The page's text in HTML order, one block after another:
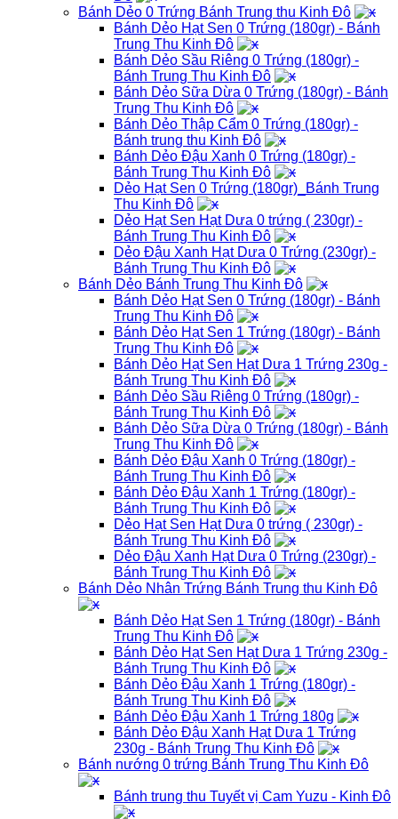
Bánh Dẻo 0 Trứng Bánh Trung thu Kinh Đô
Bánh Dẻo Hạt Sen 0 Trứng (180gr) - Bánh
Trung Thu Kinh Đô
Bánh Dẻo Sầu Riêng 0 Trứng (180gr) -
Bánh Trung Thu Kinh Đô
Bánh Dẻo Sữa Dừa 0 Trứng (180gr) - Bánh
Trung Thu Kinh Đô
Bánh Dẻo Thập Cẩm 0 Trứng (180gr) -
Bánh trung thu Kinh Đô
Bánh Dẻo Đậu Xanh 0 Trứng (180gr) -
Bánh Trung Thu Kinh Đô
Dẻo Hạt Sen 0 Trứng (180gr)_Bánh Trung
Thu Kinh Đô
Dẻo Hạt Sen Hạt Dưa 0 trứng ( 230gr) -
Bánh Trung Thu Kinh Đô
Dẻo Đậu Xanh Hạt Dưa 0 Trứng (230gr) -
Bánh Trung Thu Kinh Đô
Bánh Dẻo Bánh Trung Thu Kinh Đô
Bánh Dẻo Hạt Sen 0 Trứng (180gr) - Bánh
Trung Thu Kinh Đô
Bánh Dẻo Hạt Sen 1 Trứng (180gr) - Bánh
Trung Thu Kinh Đô
Bánh Dẻo Hạt Sen Hạt Dưa 1 Trứng 230g -
Bánh Trung Thu Kinh Đô
Bánh Dẻo Sầu Riêng 0 Trứng (180gr) -
Bánh Trung Thu Kinh Đô
Bánh Dẻo Sữa Dừa 0 Trứng (180gr) - Bánh
Trung Thu Kinh Đô
Bánh Dẻo Đậu Xanh 0 Trứng (180gr) -
Bánh Trung Thu Kinh Đô
Bánh Dẻo Đậu Xanh 1 Trứng (180gr) -
Bánh Trung Thu Kinh Đô
Dẻo Hạt Sen Hạt Dưa 0 trứng ( 230gr) -
Bánh Trung Thu Kinh Đô
Dẻo Đậu Xanh Hạt Dưa 0 Trứng (230gr) -
Bánh Trung Thu Kinh Đô
Bánh Dẻo Nhân Trứng Bánh Trung thu Kinh Đô
Bánh Dẻo Hạt Sen 1 Trứng (180gr) - Bánh
Trung Thu Kinh Đô
Bánh Dẻo Hạt Sen Hạt Dưa 1 Trứng 230g -
Bánh Trung Thu Kinh Đô
Bánh Dẻo Đậu Xanh 1 Trứng (180gr) -
Bánh Trung Thu Kinh Đô
Bánh Dẻo Đậu Xanh 1 Trứng 180g
Bánh Dẻo Đậu Xanh Hạt Dưa 1 Trứng
230g - Bánh Trung Thu Kinh Đô
Bánh nướng 0 trứng Bánh Trung Thu Kinh Đô
Bánh trung thu Tuyết vị Cam Yuzu - Kinh Đô